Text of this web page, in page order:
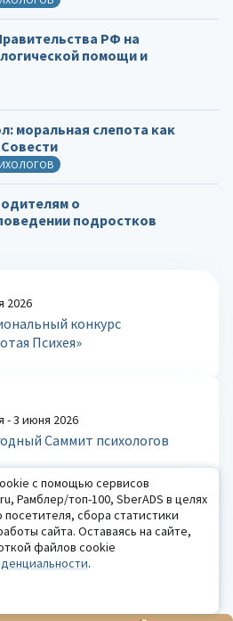
2026
конкурс
Психея»
- 3 июня 2026
Саммит психологов
2026
психологический фестиваль
РФ на
помощи и
моральная слепота как
о
подростков
с помощью сервисов
Рамблер/топ-100, SberADS в целях
сбора статистики
сайта. Оставаясь на сайте,
файлов cookie
.